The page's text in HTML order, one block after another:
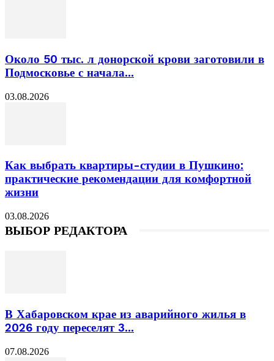
Около 50 тыс. л донорской крови заготовили в
Подмосковье с начала...
03.08.2026
Как выбрать квартиры-студии в Пушкино:
практические рекомендации для комфортной
жизни
03.08.2026
ВЫБОР РЕДАКТОРА
В Хабаровском крае из аварийного жилья в
2026 году переселят 3...
07.08.2026